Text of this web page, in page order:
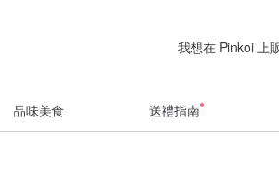
我想在 Pinkoi 上
品味美食 送禮指南